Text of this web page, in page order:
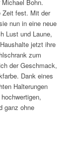
Bohn.
Zeit fest. Mit der
nun in eine neue
Lust und Laune,
jetzt ihre
zum
der Geschmack,
Dank eines
Halterungen
ganz ohne